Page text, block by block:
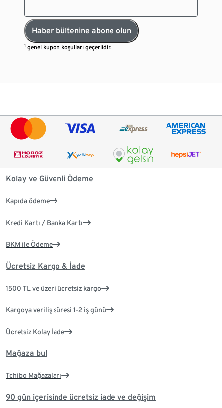
Haber bültenine abone olun
¹genel kupon koşulları geçerlidir.
Kolay ve Güvenli Ödeme
Kapıda ödeme
Kredi Kartı / Banka Kartı
BKM ile Ödeme
Ücretsiz Kargo & İade
1500 TL ve üzeri ücretsiz kargo
Kargoya veriliş süresi 1-2 iş günü
Ücretsiz Kolay İade
Mağaza bul
Tchibo Mağazaları
90 gün içerisinde ücretsiz iade ve değişim